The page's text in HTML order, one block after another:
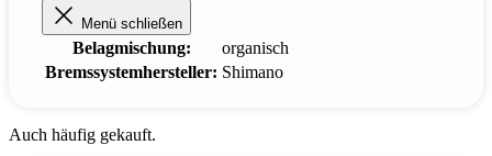
Menü schließen
Belagmischung:
organisch
Bremssystemhersteller: Shimano
Auch häufig gekauft.